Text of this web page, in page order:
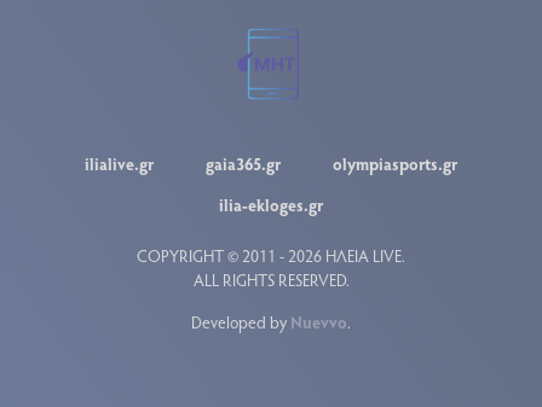
ilialive.gr gaia365.gr
olympiasports.gr
ilia-ekloges.gr
COPYRIGHT © 2011 - 2026 ΗΛΕΙΑ LIVE.
ALL RIGHTS RESERVED.
Developed by Nuevvo.